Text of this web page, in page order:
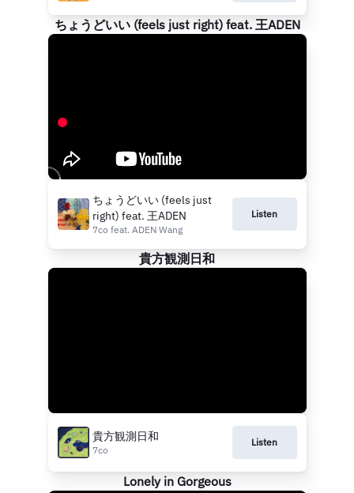
ちょうどいい (feels just right) feat. 王ADEN
ちょうどいい (feels just
right) feat. 王ADEN
7co feat. ADEN Wang
Listen
貴方観測日和
貴方観測日和
7co
Listen
Lonely in Gorgeous